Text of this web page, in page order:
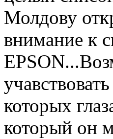
Молдову
внимание к
которых
который он